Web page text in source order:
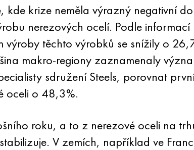
kde krize neměla výrazný negativní
nerezových ocelí. Podle informací
výroby těchto výrobků se snížily o
makro-regiony zaznamenaly
sdružení Steels, porovnat
oceli o 48,3%.
roku, a to z nerezové oceli na
V zemích, například ve